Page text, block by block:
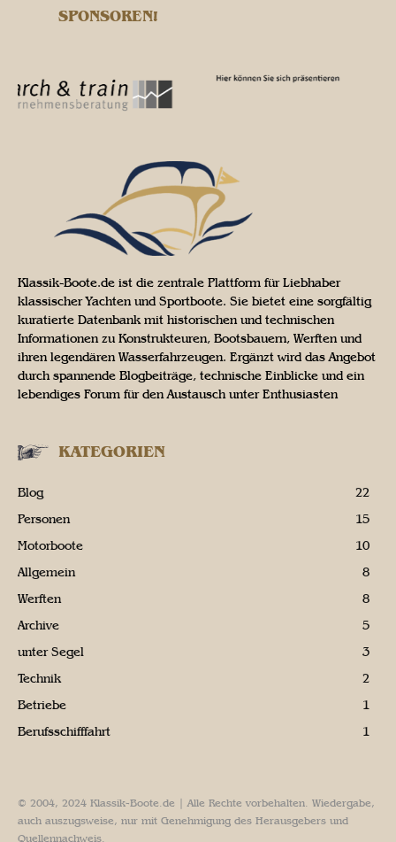
SPONSOREN!
Klassik-Boote.de ist die zentrale Plattform für Liebhaber
klassischer Yachten und Sportboote. Sie bietet eine sorgfältig
kuratierte Datenbank mit historischen und technischen
Informationen zu Konstrukteuren, Bootsbauern, Werften und
ihren legendären Wasserfahrzeugen. Ergänzt wird das Angebot
durch spannende Blogbeiträge, technische Einblicke und ein
lebendiges Forum für den Austausch unter Enthusiasten
KATEGORIEN
Blog
22
Personen
15
Motorboote
10
Allgemein
8
Werften
8
Archive
5
unter Segel
3
Technik
2
Betriebe
1
Berufsschifffahrt
1
© 2004, 2024 Klassik-Boote.de | Alle Rechte vorbehalten. Wiedergabe,
auch auszugsweise, nur mit Genehmigung des Herausgebers und
Quellennachweis.